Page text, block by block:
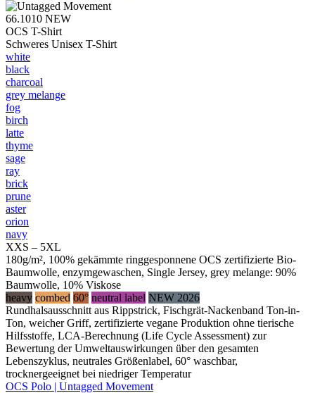
66.1010 NEW
OCS T-Shirt
Schweres Unisex T-Shirt
white
black
charcoal
grey melange
fog
birch
latte
thyme
sage
ray
brick
prune
aster
orion
navy
XXS – 5XL
180g/m², 100% gekämmte ringgesponnene OCS zertifizierte Bio-
Baumwolle, enzymgewaschen, Single Jersey, grey melange: 90%
Baumwolle, 10% Viskose
heavy combed 60° neutral label NEW 2026
Rundhalsausschnitt aus Rippstrick, Fischgrät-Nackenband Ton-in-
Ton, weicher Griff, zertifizierte vegane Produktion ohne tierische
Hilfsstoffe, LCA-Berechnung (Life Cycle Assessment) zur
Bewertung der Umweltauswirkungen über den gesamten
Lebenszyklus, neutrales Größenlabel, 60° waschbar,
trocknergeeignet bei niedriger Temperatur
OCS Polo | Untagged Movement